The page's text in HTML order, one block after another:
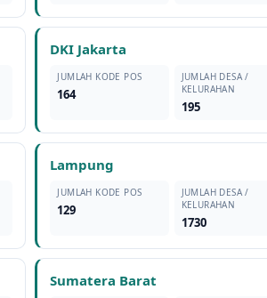
DKI Jakarta
JUMLAH KODE POS
164
JUMLAH DESA /
KELURAHAN
195
Lampung
JUMLAH KODE POS
129
JUMLAH DESA /
KELURAHAN
1730
Sumatera Barat